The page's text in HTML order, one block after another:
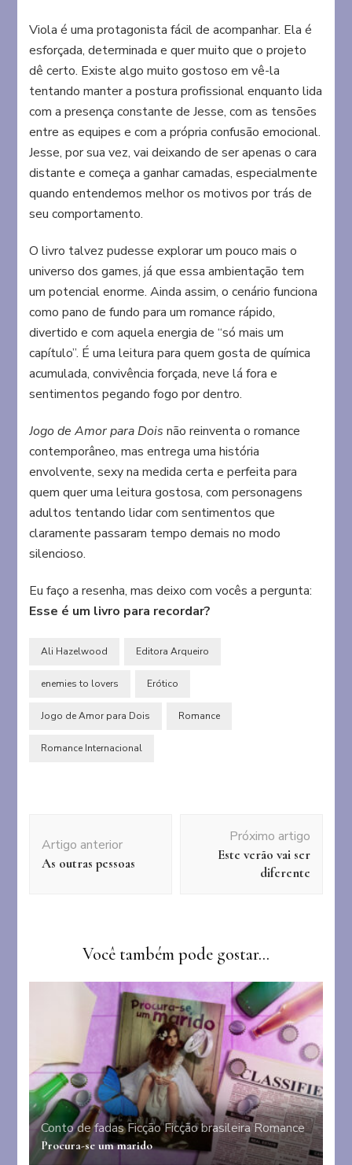
Viola é uma protagonista fácil de acompanhar. Ela é
esforçada, determinada e quer muito que o projeto
dê certo. Existe algo muito gostoso em vê-la
tentando manter a postura profissional enquanto lida
com a presença constante de Jesse, com as tensões
entre as equipes e com a própria confusão emocional.
Jesse, por sua vez, vai deixando de ser apenas o cara
distante e começa a ganhar camadas, especialmente
quando entendemos melhor os motivos por trás de
seu comportamento.
O livro talvez pudesse explorar um pouco mais o
universo dos games, já que essa ambientação tem
um potencial enorme. Ainda assim, o cenário funciona
como pano de fundo para um romance rápido,
divertido e com aquela energia de “só mais um
capítulo”. É uma leitura para quem gosta de química
acumulada, convivência forçada, neve lá fora e
sentimentos pegando fogo por dentro.
Jogo de Amor para Dois não reinventa o romance
contemporâneo, mas entrega uma história
envolvente, sexy na medida certa e perfeita para
quem quer uma leitura gostosa, com personagens
adultos tentando lidar com sentimentos que
claramente passaram tempo demais no modo
silencioso.
Eu faço a resenha, mas deixo com vocês a pergunta:
Esse é um livro para recordar?
Ali Hazelwood Editora Arqueiro
enemies to lovers Erótico
Jogo de Amor para Dois Romance
Romance Internacional
de
post
Artigo anterior
As outras pessoas
Próximo artigo
Este verão vai ser
diferente
Você também pode gostar...
Conto de fadasFicçãoFicção brasileiraRomance
Procura-se um marido